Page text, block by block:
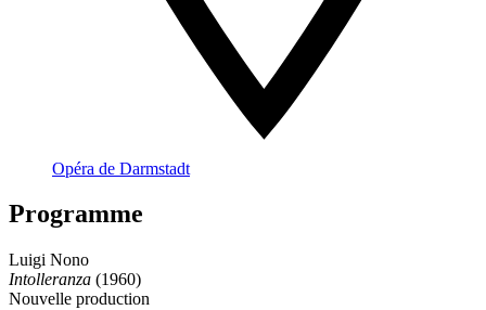
Opéra de Darmstadt
Programme
Luigi Nono
Intolleranza (1960)
Nouvelle production